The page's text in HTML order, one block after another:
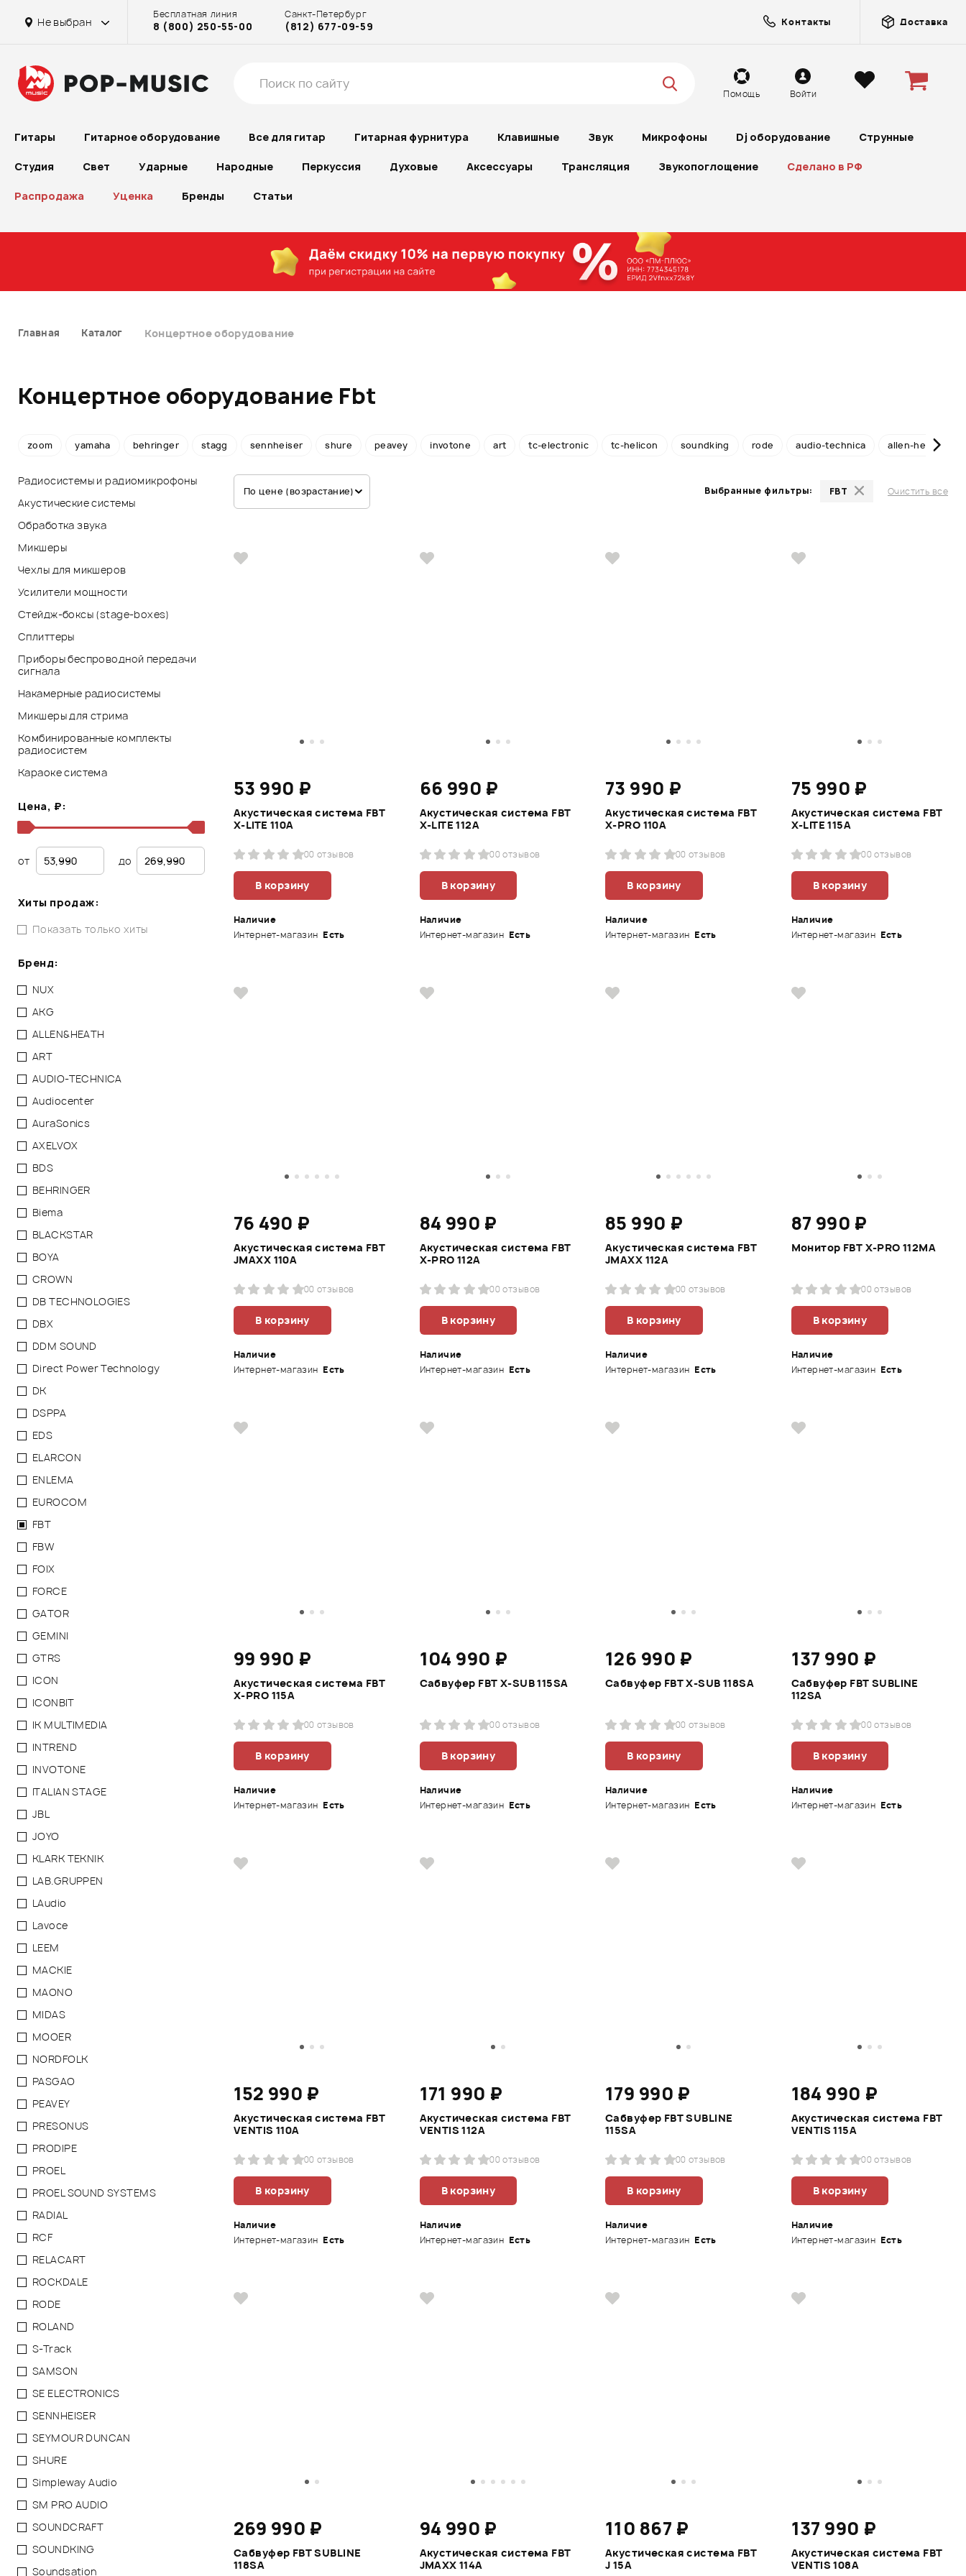
Не выбран
Бесплатная линия
8 (800) 250-55-00
Санкт-Петербург
(812) 677-09-59 Контакты Доставка
Помощь Войти
Гитары Гитарное оборудование Все для гитар Гитарная фурнитура Клавишные Звук Микрофоны Dj оборудование Струнные
Студия Свет Ударные Народные Перкуссия Духовые Аксессуары Трансляция Звукопоглощение Сделано в РФ
Распродажа Уценка Бренды Статьи
Главная Каталог Концертное оборудование
Концертное оборудование Fbt
zoom yamaha behringer stagg sennheiser shure peavey invotone art tc-electronic tc-helicon soundking rode audio-technica allen-heath
Радиосистемы и радиомикрофоны
Акустические системы
Обработка звука
Микшеры
Чехлы для микшеров
Усилители мощности
Стейдж-боксы (stage-boxes)
Сплиттеры
Приборы беспроводной передачи
сигнала
Накамерные радиосистемы
Микшеры для стрима
Комбинированные комплекты
радиосистем
Караоке система
Цена, ₽:
от до
Хиты продаж:
Показать только хиты
Бренд:
NUX
AKG
ALLEN&HEATH
ART
AUDIO-TECHNICA
Audiocenter
AuraSonics
AXELVOX
BDS
BEHRINGER
Biema
BLACKSTAR
BOYA
CROWN
DB TECHNOLOGIES
DBX
DDM SOUND
Direct Power Technology
DK
DSPPA
EDS
ELARCON
ENLEMA
EUROCOM
FBT
FBW
FOIX
FORCE
GATOR
GEMINI
GTRS
ICON
ICONBIT
IK MULTIMEDIA
INTREND
INVOTONE
ITALIAN STAGE
JBL
JOYO
KLARK TEKNIK
LAB.GRUPPEN
LAudio
Lavoce
LEEM
MACKIE
MAONO
MIDAS
MOOER
NORDFOLK
PASGAO
PEAVEY
PRESONUS
PRODIPE
PROEL
PROEL SOUND SYSTEMS
RADIAL
RCF
RELACART
ROCKDALE
RODE
ROLAND
S-Track
SAMSON
SE ELECTRONICS
SENNHEISER
SEYMOUR DUNCAN
SHURE
Simpleway Audio
SM PRO AUDIO
SOUNDCRAFT
SOUNDKING
Soundsation
По цене (возрастание) Выбранные фильтры: FBT Очистить все
53 990 ₽
Акустическая система FBT
X-LITE 110A
00 отзывов
В корзину
Наличие
Интернет-магазин Есть
66 990 ₽
Акустическая система FBT
X-LITE 112A
00 отзывов
В корзину
Наличие
Интернет-магазин Есть
73 990 ₽
Акустическая система FBT
X-PRO 110A
00 отзывов
В корзину
Наличие
Интернет-магазин Есть
75 990 ₽
Акустическая система FBT
X-LITE 115A
00 отзывов
В корзину
Наличие
Интернет-магазин Есть
76 490 ₽
Акустическая система FBT
JMAXX 110A
00 отзывов
В корзину
Наличие
Интернет-магазин Есть
84 990 ₽
Акустическая система FBT
X-PRO 112A
00 отзывов
В корзину
Наличие
Интернет-магазин Есть
85 990 ₽
Акустическая система FBT
JMAXX 112A
00 отзывов
В корзину
Наличие
Интернет-магазин Есть
87 990 ₽
Монитор FBT X-PRO 112MA
00 отзывов
В корзину
Наличие
Интернет-магазин Есть
99 990 ₽
Акустическая система FBT
X-PRO 115A
00 отзывов
В корзину
Наличие
Интернет-магазин Есть
104 990 ₽
Сабвуфер FBT X-SUB 115SA
00 отзывов
В корзину
Наличие
Интернет-магазин Есть
126 990 ₽
Сабвуфер FBT X-SUB 118SA
00 отзывов
В корзину
Наличие
Интернет-магазин Есть
137 990 ₽
Сабвуфер FBT SUBLINE
112SA
00 отзывов
В корзину
Наличие
Интернет-магазин Есть
152 990 ₽
Акустическая система FBT
VENTIS 110A
00 отзывов
В корзину
Наличие
Интернет-магазин Есть
171 990 ₽
Акустическая система FBT
VENTIS 112A
00 отзывов
В корзину
Наличие
Интернет-магазин Есть
179 990 ₽
Сабвуфер FBT SUBLINE
115SA
00 отзывов
В корзину
Наличие
Интернет-магазин Есть
184 990 ₽
Акустическая система FBT
VENTIS 115A
00 отзывов
В корзину
Наличие
Интернет-магазин Есть
269 990 ₽
Сабвуфер FBT SUBLINE
118SA
94 990 ₽
Акустическая система FBT
JMAXX 114A
110 867 ₽
Акустическая система FBT
J 15A
137 990 ₽
Акустическая система FBT
VENTIS 108A